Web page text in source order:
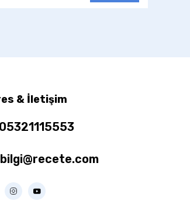
& İletişim
05321115553
bilgi@recete.com